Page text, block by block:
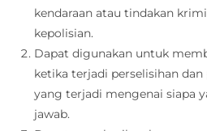
kendaraan atau tindakan
kepolisian.
Dapat digunakan untuk
ketika terjadi perselisihan dan
yang terjadi mengenai siapa
jawab.